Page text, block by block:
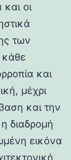
και οι
των
και
μέχρι
και την
διαδρομή
εικόνα